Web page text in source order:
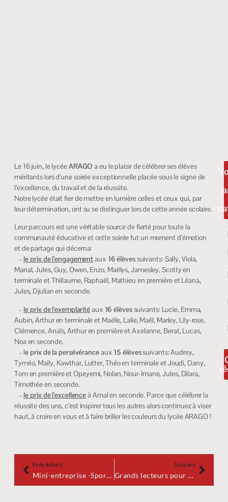
Le 16 juin, le lycéeARAGO a eu le plaisir de célébrer ses élèves
méritants lors d’une soirée exceptionnelle placée sous le signe de
l’excellence, du travail et de la réussite.
Notre lycée était fier de mettre en lumière celles et ceux qui, par
leur détermination, ont su se distinguer lors de cette année scolaire.
Leur parcours est une véritable source de fierté pour toute la
communauté éducative et cette soirée fut un moment d’émotion
et de partage qui décerna:
– le prix de l’engagementaux 16 élèvessuivants: Sally, Viola,
Manal, Jules, Guy, Owen, Enzo, Maëlys, Jamesley, Scotty en
terminale et Thillaume, Raphaël, Mathieu en première et Léana,
Jules, Djulian en seconde.
– le prix de l’exemplaritéaux 16 élèvessuivants: Lucie, Emma,
Aubin, Arthur en terminale et Maélis, Lalie, Maël, Marley, Lily-rose,
Clémence, Anaïs, Arthur en première et Axelanne, Berat, Lucas,
Noa en seconde.
– le prix de la persévéranceaux 15 élèvessuivants: Audrey,
Tyméo, Maily, Kawthar, Lutter, Théo en terminale et Joudi, Dany,
Tom en première et Opeyemi, Nolan, Nour-Imane, Jules, Dilara,
Timothée en seconde.
– le prix de l’excellenceà Amal en seconde. Parce que célébrer la
réussite des uns, c’est inspirer tous les autres alors continuez à viser
haut, à croire en vous et à faire briller les couleurs du lycée ARAGO !
Précédent
Mini-entreprise -Sport et Entrepreneuriat
Suivant
Grands lecteurs pour petites oreilles